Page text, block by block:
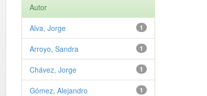
Autor
1
Alva, Jorge
1
Arroyo, Sandra
1
Chávez, Jorge
1
Gómez, Alejandro